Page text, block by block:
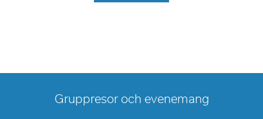
Gruppresor och evenemang